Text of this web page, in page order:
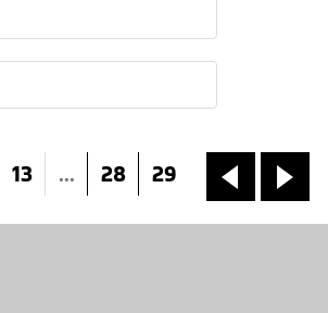
«
13 ... 28 29 »